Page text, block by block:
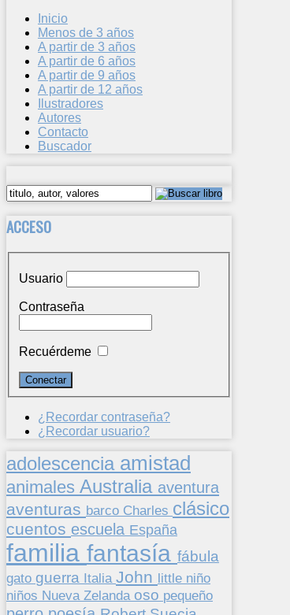
Inicio
Menos de 3 años
A partir de 3 años
A partir de 6 años
A partir de 9 años
A partir de 12 años
Ilustradores
Autores
Contacto
Buscador
ACCESO
Usuario
Contraseña
Recuérdeme
¿Recordar contraseña?
¿Recordar usuario?
adolescencia amistad
animales Australia aventura
aventuras barco Charles clásico
cuentos escuela España
familia fantasía fábula
gato guerra Italia John little niño
niños Nueva Zelanda oso pequeño